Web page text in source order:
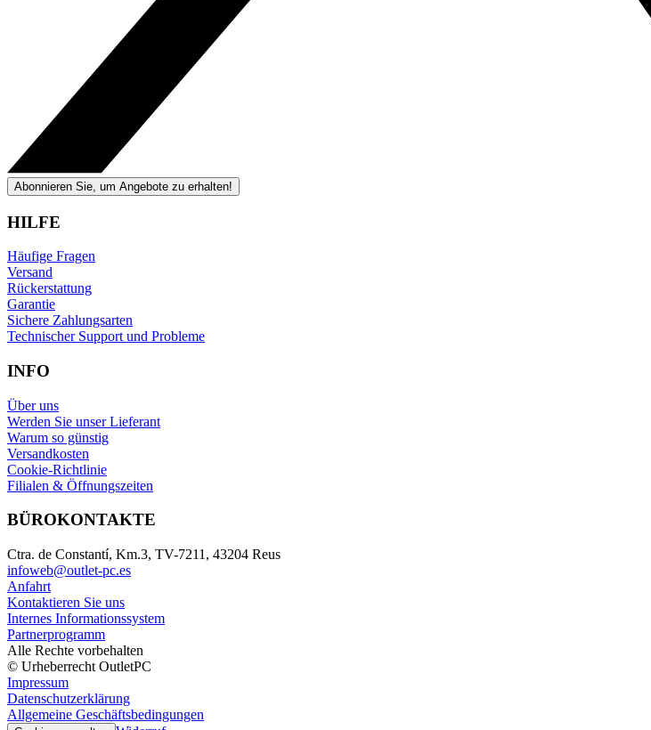
Abonnieren Sie, um Angebote zu erhalten!
HILFE
Häufige Fragen
Versand
Rückerstattung
Garantie
Sichere Zahlungsarten
Technischer Support und Probleme
INFO
Über uns
Werden Sie unser Lieferant
Warum so günstig
Versandkosten
Cookie-Richtlinie
Filialen & Öffnungszeiten
BÜROKONTAKTE
Ctra. de Constantí, Km.3, TV-7211, 43204 Reus
infoweb@outlet-pc.es
Anfahrt
Kontaktieren Sie uns
Internes Informationssystem
Partnerprogramm
Alle Rechte vorbehalten
© Urheberrecht OutletPC
Impressum
Datenschutzerklärung
Allgemeine Geschäftsbedingungen